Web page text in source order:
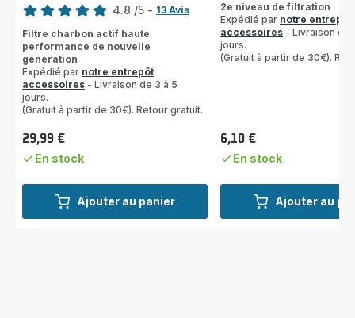
Ajouter au panier
4.8 /5 - 13 Avis
Filtre charbon actif haute
performance de nouvelle
génération
Expédié par notre entrepôt
accessoires - Livraison de 3 à 5
jours.
(Gratuit à partir de 30€). Retour gratuit.
Prix
29,99 €
En stock
Ajouter au
2e niveau de filtration
Expédié par notre entrepôt
accessoires - Livraison de
jours.
(Gratuit à partir de 30€).
Prix
6,10 €
En stock